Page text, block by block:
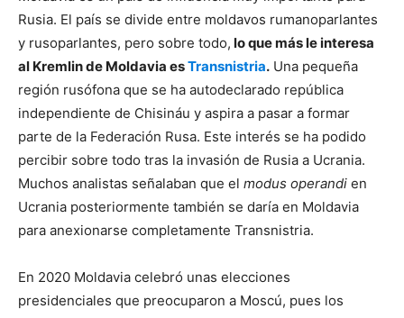
Rusia. El país se divide entre moldavos rumanoparlantes
y rusoparlantes, pero sobre todo, lo que más le interesa
al Kremlin de Moldavia esTransnistria. Una pequeña
región rusófona que se ha autodeclarado república
independiente de Chisináu y aspira a pasar a formar
parte de la Federación Rusa. Este interés se ha podido
percibir sobre todo tras la invasión de Rusia a Ucrania.
Muchos analistas señalaban que el modus operandi en
Ucrania posteriormente también se daría en Moldavia
para anexionarse completamente Transnistria.
En 2020 Moldavia celebró unas elecciones
presidenciales que preocuparon a Moscú, pues los